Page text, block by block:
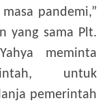
pandemi,”
yang sama Plt.
meminta
untuk
pemerintah